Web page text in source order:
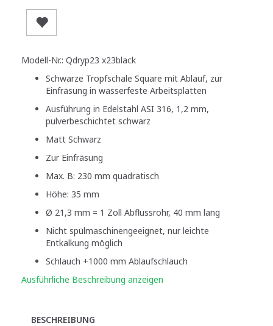
Modell-Nr.: Qdryp23 x23black
Schwarze Tropfschale Square mit Ablauf, zur
Einfräsung in wasserfeste Arbeitsplatten
Ausführung in Edelstahl ASI 316, 1,2 mm,
pulverbeschichtet schwarz
Matt Schwarz
Zur Einfräsung
Max. B: 230 mm quadratisch
Höhe: 35 mm
Ø 21,3 mm = 1 Zoll Abflussrohr, 40 mm lang
Nicht spülmaschinengeeignet, nur leichte
Entkalkung möglich
Schlauch +1000 mm Ablaufschlauch
Ausführliche Beschreibung anzeigen
BESCHREIBUNG